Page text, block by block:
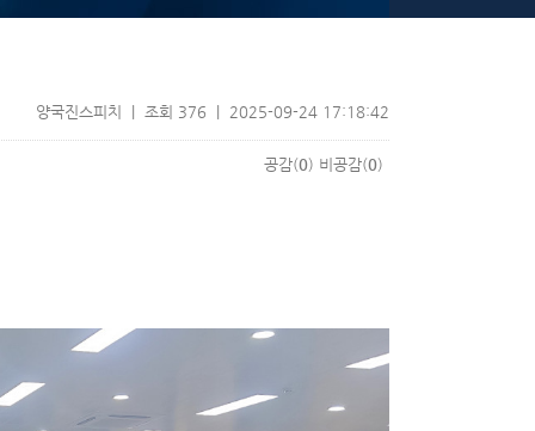
양국진스피치 | 조회 376 | 2025-09-24 17:18:42
공감(0) 비공감(0)